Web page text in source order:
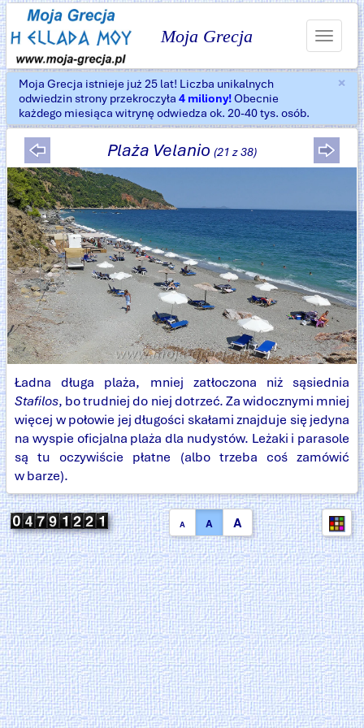
Moja Grecja
Toggle
×
Moja Grecja istnieje już 25 lat! Liczba unikalnych
odwiedzin strony przekroczyła 4 miliony!Obecnie
każdego miesiąca witrynę odwiedza ok. 20-40 tys. osób.
Plaża Velanio (21 z 38)
Ładna długa plaża, mniej zatłoczona niż sąsiednia
Stafilos, bo trudniej do niej dotrzeć. Za widocznymi mniej
więcej w połowie jej długości skałami znajduje się jedyna
na wyspie oficjalna plaża dla nudystów. Leżaki i parasole
są tu oczywiście płatne (albo trzeba coś zamówić
w barze).
A A A